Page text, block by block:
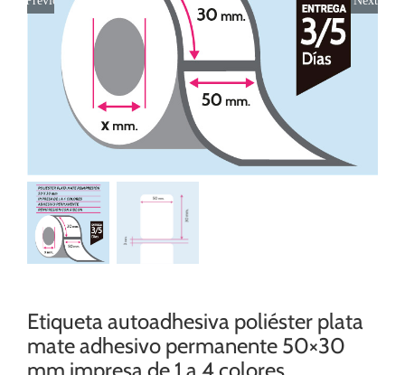
Etiqueta autoadhesiva poliéster plata
mate adhesivo permanente 50×30